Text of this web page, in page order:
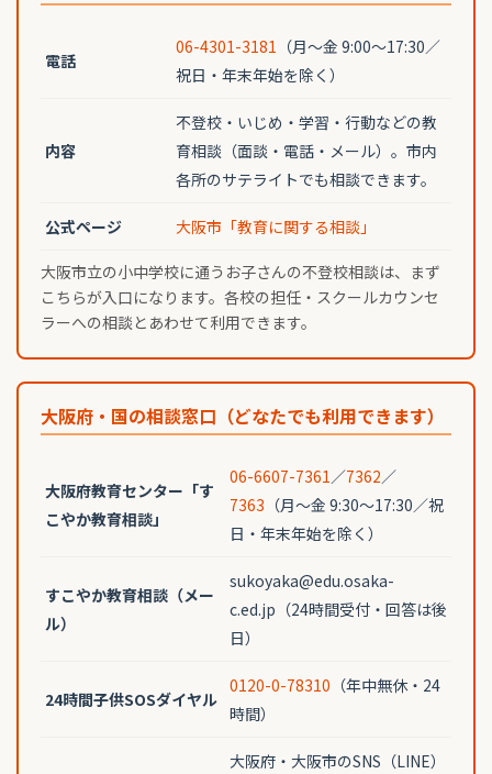
電話
06-4301-3181 （月〜金 9:00〜17:30／
祝日・年末年始を除く）
内容
不登校・いじめ・学習・行動などの教
育相談（面談・電話・メール）。市内
各所のサテライトでも相談できます。
公式ページ 大阪市「教育に関する相談」
大阪市立の小中学校に通うお子さんの不登校相談は、まず
こちらが入口になります。各校の担任・スクールカウンセ
ラーへの相談とあわせて利用できます。
大阪府・国の相談窓口（どなたでも利用できます）
大阪府教育センター「す
こやか教育相談」
06-6607-7361 ／7362／
7363 （月〜金 9:30〜17:30／祝
日・年末年始を除く）
すこやか教育相談（メー
ル）
sukoyaka@edu.osaka-
c.ed.jp（24時間受付・回答は後
日）
24時間子供SOSダイヤル
0120-0-78310 （年中無休・24
時間）
大阪府・大阪市のSNS（LINE）